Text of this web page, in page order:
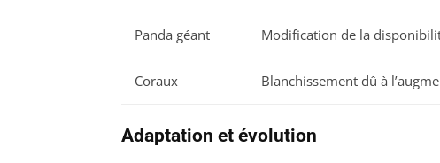
Panda géant Modification de la
Coraux Blanchissement dû à
Adaptation et évolution